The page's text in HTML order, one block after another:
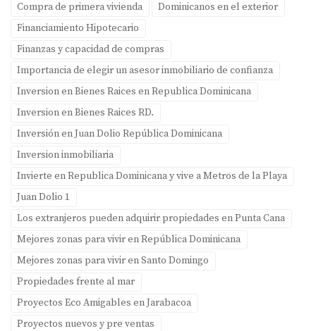
Compra de primera vivienda
Dominicanos en el exterior
Financiamiento Hipotecario
Finanzas y capacidad de compras
Importancia de elegir un asesor inmobiliario de confianza
Inversion en Bienes Raices en Republica Dominicana
Inversion en Bienes Raices RD.
Inversión en Juan Dolio República Dominicana
Inversion inmobiliaria
Invierte en Republica Dominicana y vive a Metros de la Playa
Juan Dolio 1
Los extranjeros pueden adquirir propiedades en Punta Cana
Mejores zonas para vivir en República Dominicana
Mejores zonas para vivir en Santo Domingo
Propiedades frente al mar
Proyectos Eco Amigables en Jarabacoa
Proyectos nuevos y pre ventas